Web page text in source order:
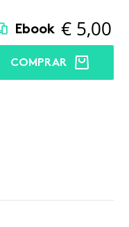
Ebook € 5,00
COMPRAR